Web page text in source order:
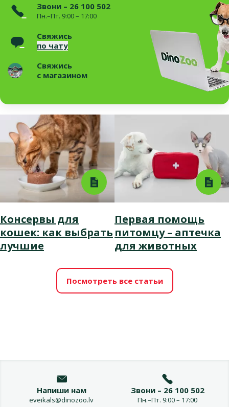
Звони – 26 100 502
Пн.–Пт. 9:00 – 17:00
Свяжись
по чату
Свяжись
с магазином
Консервы для
кошек: как выбрать
лучшие
Первая помощь
питомцу – аптечка
для животных
Посмотреть все статьи
Напиши нам
eveikals@dinozoo.lv
Звони – 26 100 502
Пн.–Пт. 9:00 – 17:00